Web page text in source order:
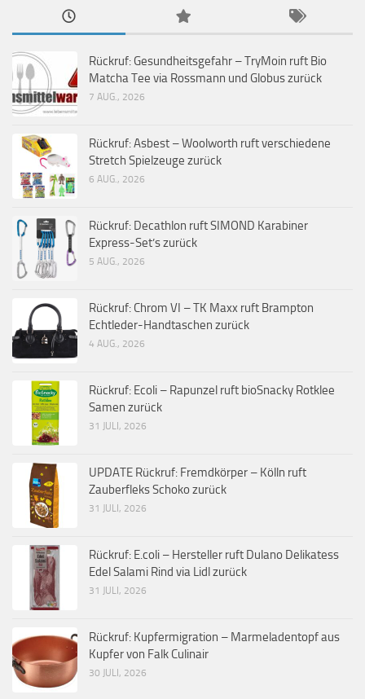
Rückruf: Gesundheitsgefahr – TryMoin ruft Bio
Matcha Tee via Rossmann und Globus zurück
7 AUG., 2026
Rückruf: Asbest – Woolworth ruft verschiedene
Stretch Spielzeuge zurück
6 AUG., 2026
Rückruf: Decathlon ruft SIMOND Karabiner
Express-Set’s zurück
5 AUG., 2026
Rückruf: Chrom VI – TK Maxx ruft Brampton
Echtleder-Handtaschen zurück
4 AUG., 2026
Rückruf: Ecoli – Rapunzel ruft bioSnacky Rotklee
Samen zurück
31 JULI, 2026
UPDATE Rückruf: Fremdkörper – Kölln ruft
Zauberfleks Schoko zurück
31 JULI, 2026
Rückruf: E.coli – Hersteller ruft Dulano Delikatess
Edel Salami Rind via Lidl zurück
31 JULI, 2026
Rückruf: Kupfermigration – Marmeladentopf aus
Kupfer von Falk Culinair
30 JULI, 2026